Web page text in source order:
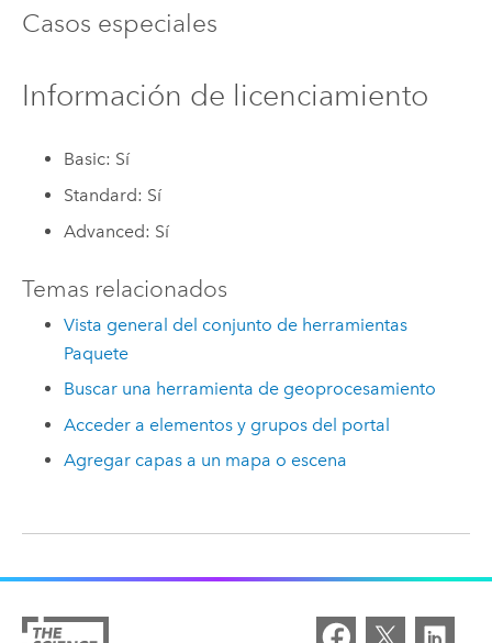
Casos especiales
Información de licenciamiento
Basic: Sí
Standard: Sí
Advanced: Sí
Temas relacionados
Vista general del conjunto de herramientas
Paquete
Buscar una herramienta de geoprocesamiento
Acceder a elementos y grupos del portal
Agregar capas a un mapa o escena